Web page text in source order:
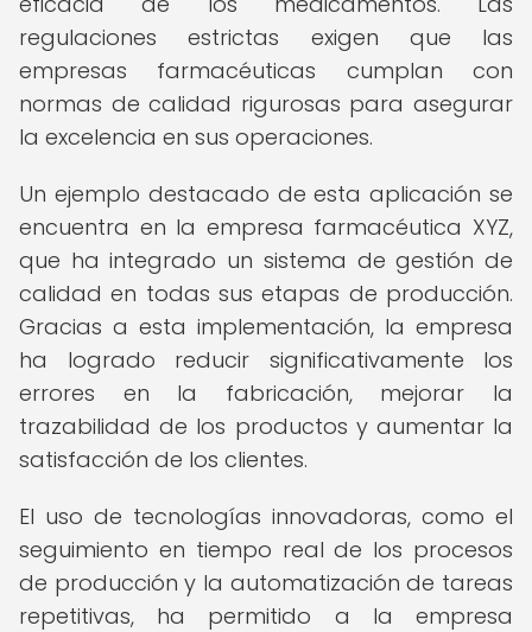
regulaciones estrictas exigen que las
empresas farmacéuticas cumplan con
normas de calidad rigurosas para asegurar
la excelencia en sus operaciones.
Un ejemplo destacado de esta aplicación se
encuentra en la empresa farmacéutica XYZ,
que ha integrado un sistema de gestión de
calidad en todas sus etapas de producción.
Gracias a esta implementación, la empresa
ha logrado reducir significativamente los
errores en la fabricación, mejorar la
trazabilidad de los productos y aumentar la
satisfacción de los clientes.
El uso de tecnologías innovadoras, como el
seguimiento en tiempo real de los procesos
de producción y la automatización de tareas
repetitivas, ha permitido a la empresa